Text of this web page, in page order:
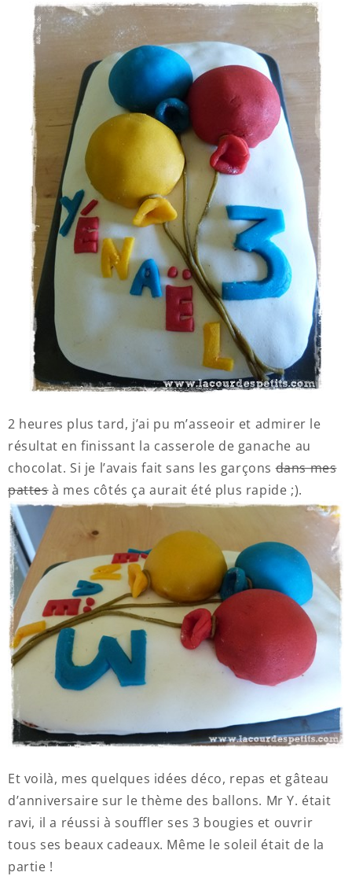
2 heures plus tard, j’ai pu m’asseoir et admirer le
résultat en finissant la casserole de ganache au
chocolat. Si je l’avais fait sans les garçonsdans mes
pattesà mes côtés ça aurait été plus rapide ;).
Et voilà, mes quelques idées déco, repas et gâteau
d’anniversaire sur le thème des ballons. Mr Y. était
ravi, il a réussi à souffler ses 3 bougies et ouvrir
tous ses beaux cadeaux. Même le soleil était de la
partie !